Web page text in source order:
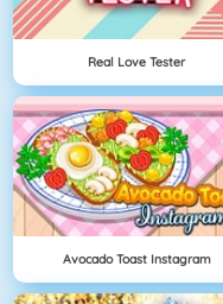
Real Love Tester
Avocado Toast Instagram